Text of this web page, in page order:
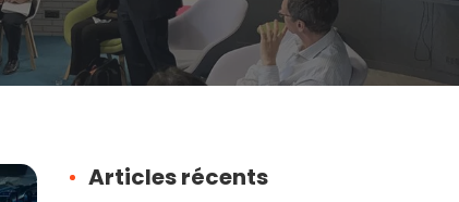
Articles récents